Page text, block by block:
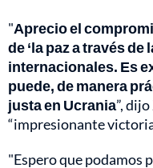
"Aprecio el
de ‘la paz a través
internacionales. Es
puede, de manera
justa en Ucrania”,
“impresionante
"Espero que podamos